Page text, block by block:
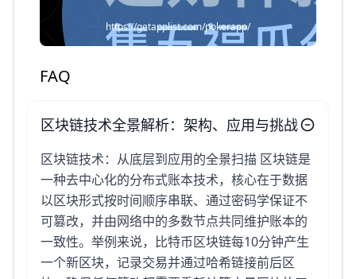
https://getapplist.com/pokerapp/
FAQ
区块链技术全景解析：架构、应用与挑战
区块链技术：从底层到应用的全景扫描 区块链是
一种去中心化的分布式账本技术，核心在于数据
以区块形式按时间顺序串联、通过密码学保证不
可篡改，并由网络中的多数节点共同维护账本的
一致性。举例来说，比特币区块链每10分钟产生
一个新区块，记录交易并通过哈希链接前后区